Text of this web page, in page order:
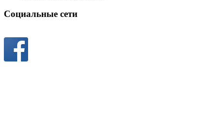
Социальные сети